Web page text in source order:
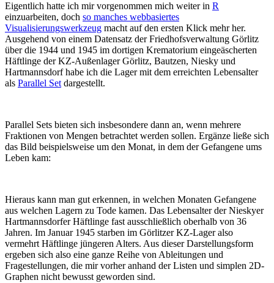
Eigentlich hatte ich mir vorgenommen mich weiter in R
einzuarbeiten, doch so manches webbasiertes
Visualisierungswerkzeug macht auf den ersten Klick mehr her.
Ausgehend von einem Datensatz der Friedhofsverwaltung Görlitz
über die 1944 und 1945 im dortigen Krematorium eingeäscherten
Häftlinge der KZ-Außenlager Görlitz, Bautzen, Niesky und
Hartmannsdorf habe ich die Lager mit dem erreichten Lebensalter
als Parallel Set dargestellt.
Parallel Sets bieten sich insbesondere dann an, wenn mehrere
Fraktionen von Mengen betrachtet werden sollen. Ergänze ließe sich
das Bild beispielsweise um den Monat, in dem der Gefangene ums
Leben kam:
Hieraus kann man gut erkennen, in welchen Monaten Gefangene
aus welchen Lagern zu Tode kamen. Das Lebensalter der Nieskyer
Hartmannsdorfer Häftlinge fast ausschließlich oberhalb von 36
Jahren. Im Januar 1945 starben im Görlitzer KZ-Lager also
vermehrt Häftlinge jüngeren Alters. Aus dieser Darstellungsform
ergeben sich also eine ganze Reihe von Ableitungen und
Fragestellungen, die mir vorher anhand der Listen und simplen 2D-
Graphen nicht bewusst geworden sind.